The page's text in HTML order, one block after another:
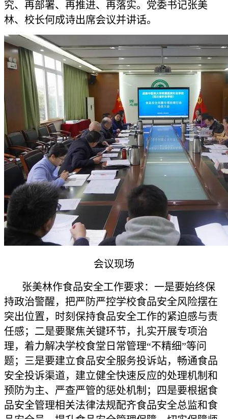
究、再部署、再推进、再落实。党委书记张美
林、校长何成诗出席会议并讲话。
会议现场
张美林作食品安全工作要求：一是要始终保
持政治警醒，把严防严控学校食品安全风险摆在
突出位置，时刻保持食品安全工作的紧迫感与责
任感；二是要聚焦关键环节，扎实开展专项治
理，着力解决学校食堂日常管理“不精细”等问
题；三是要建立食品安全服务投诉站，畅通食品
安全投诉渠道，建立健全快速反应的处理机制和
预防为主、严查严管的惩处机制；四是要根据食
品安全管理相关法律法规配齐食品安全总监和食